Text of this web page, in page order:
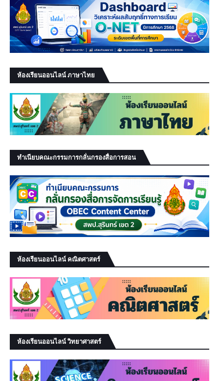
ห้องเรียนออนไลน์ ภาษาไทย
ทำเนียบคณะกรรมการกลั่นกรองสื่อการสอน
ห้องเรียนออนไลน์ คณิตศาสตร์
ห้องเรียนออนไลน์ วิทยาศาสตร์